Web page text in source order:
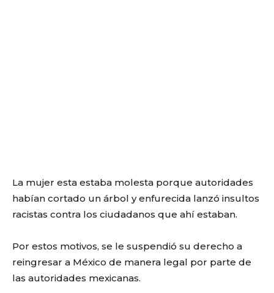
La mujer esta estaba molesta porque autoridades
habían cortado un árbol y enfurecida lanzó insultos
racistas contra los ciudadanos que ahí estaban.
Por estos motivos, se le suspendió su derecho a
reingresar a México de manera legal por parte de
las autoridades mexicanas.